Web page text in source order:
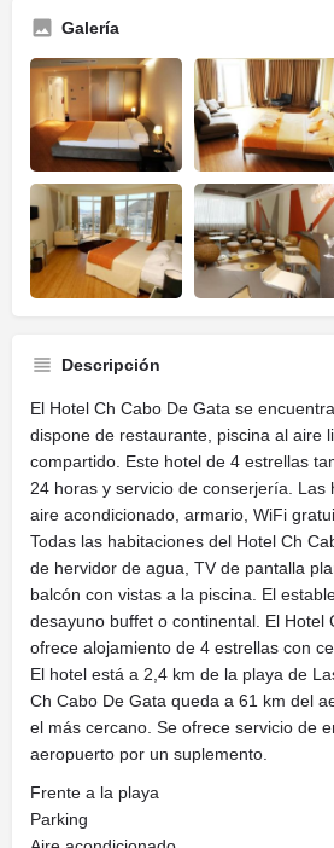
Galería
Descripción
El Hotel Ch Cabo De Gata se
dispone de restaurante, piscina al aire
compartido. Este hotel de 4 estrellas
24 horas y servicio de conserjería. Las
aire acondicionado, armario, WiFi
Todas las habitaciones del Hotel Ch
de hervidor de agua, TV de pantalla
balcón con vistas a la piscina. El
desayuno buffet o continental. El Hotel
ofrece alojamiento de 4 estrellas con
El hotel está a 2,4 km de la playa de
Ch Cabo De Gata queda a 61 km del
el más cercano. Se ofrece servicio de
aeropuerto por un suplemento.
Frente a la playa
Parking